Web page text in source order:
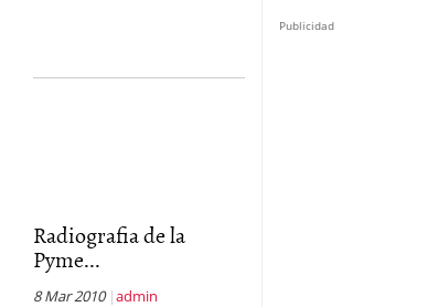
Radiografia de la
Pyme...
8 Mar 2010 admin
Publicidad